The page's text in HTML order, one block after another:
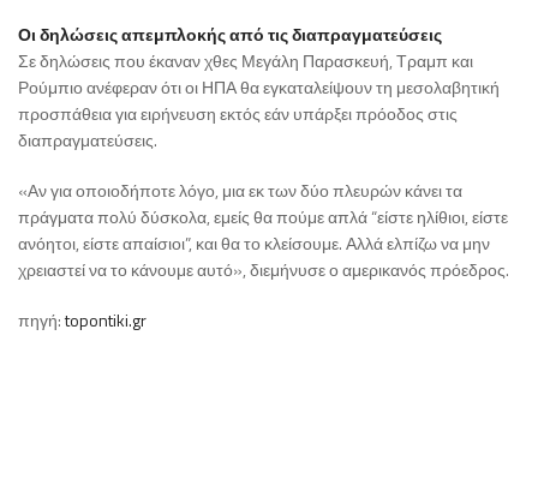
Οι δηλώσεις απεμπλοκής από τις διαπραγματεύσεις
Σε δηλώσεις που έκαναν χθες Μεγάλη Παρασκευή, Τραμπ και
Ρούμπιο ανέφεραν ότι οι ΗΠΑ θα εγκαταλείψουν τη μεσολαβητική
προσπάθεια για ειρήνευση εκτός εάν υπάρξει πρόοδος στις
διαπραγματεύσεις.
«Αν για οποιοδήποτε λόγο, μια εκ των δύο πλευρών κάνει τα
πράγματα πολύ δύσκολα, εμείς θα πούμε απλά “είστε ηλίθιοι, είστε
ανόητοι, είστε απαίσιοι”, και θα το κλείσουμε. Αλλά ελπίζω να μην
χρειαστεί να το κάνουμε αυτό», διεμήνυσε ο αμερικανός πρόεδρος.
πηγή:topontiki.gr